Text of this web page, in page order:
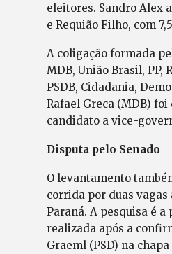
eleitores. Sandro Alex
e Requião Filho, com
A coligação formada
MDB, União Brasil, PP,
PSDB, Cidadania,
Rafael Greca (MDB)
candidato a vice-
Disputa pelo Senado
O levantamento
corrida por duas vagas
Paraná. A pesquisa é a
realizada após a
Graeml (PSD) na